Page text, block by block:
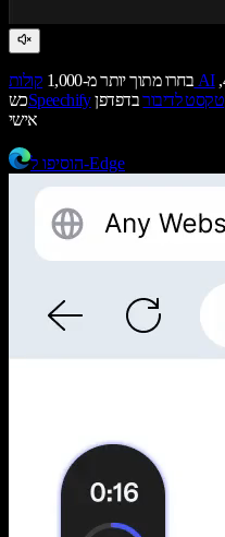
בחרו מתוך יותר מ-1,000 קולות AIוהאזינו במהירות של עד פי 4.5,
כשSpeechify טקסט לדיבורבדפדפן Edge וגם עונה על שאלות כמו עוזר
אישי
הוסיפו ל-Edge